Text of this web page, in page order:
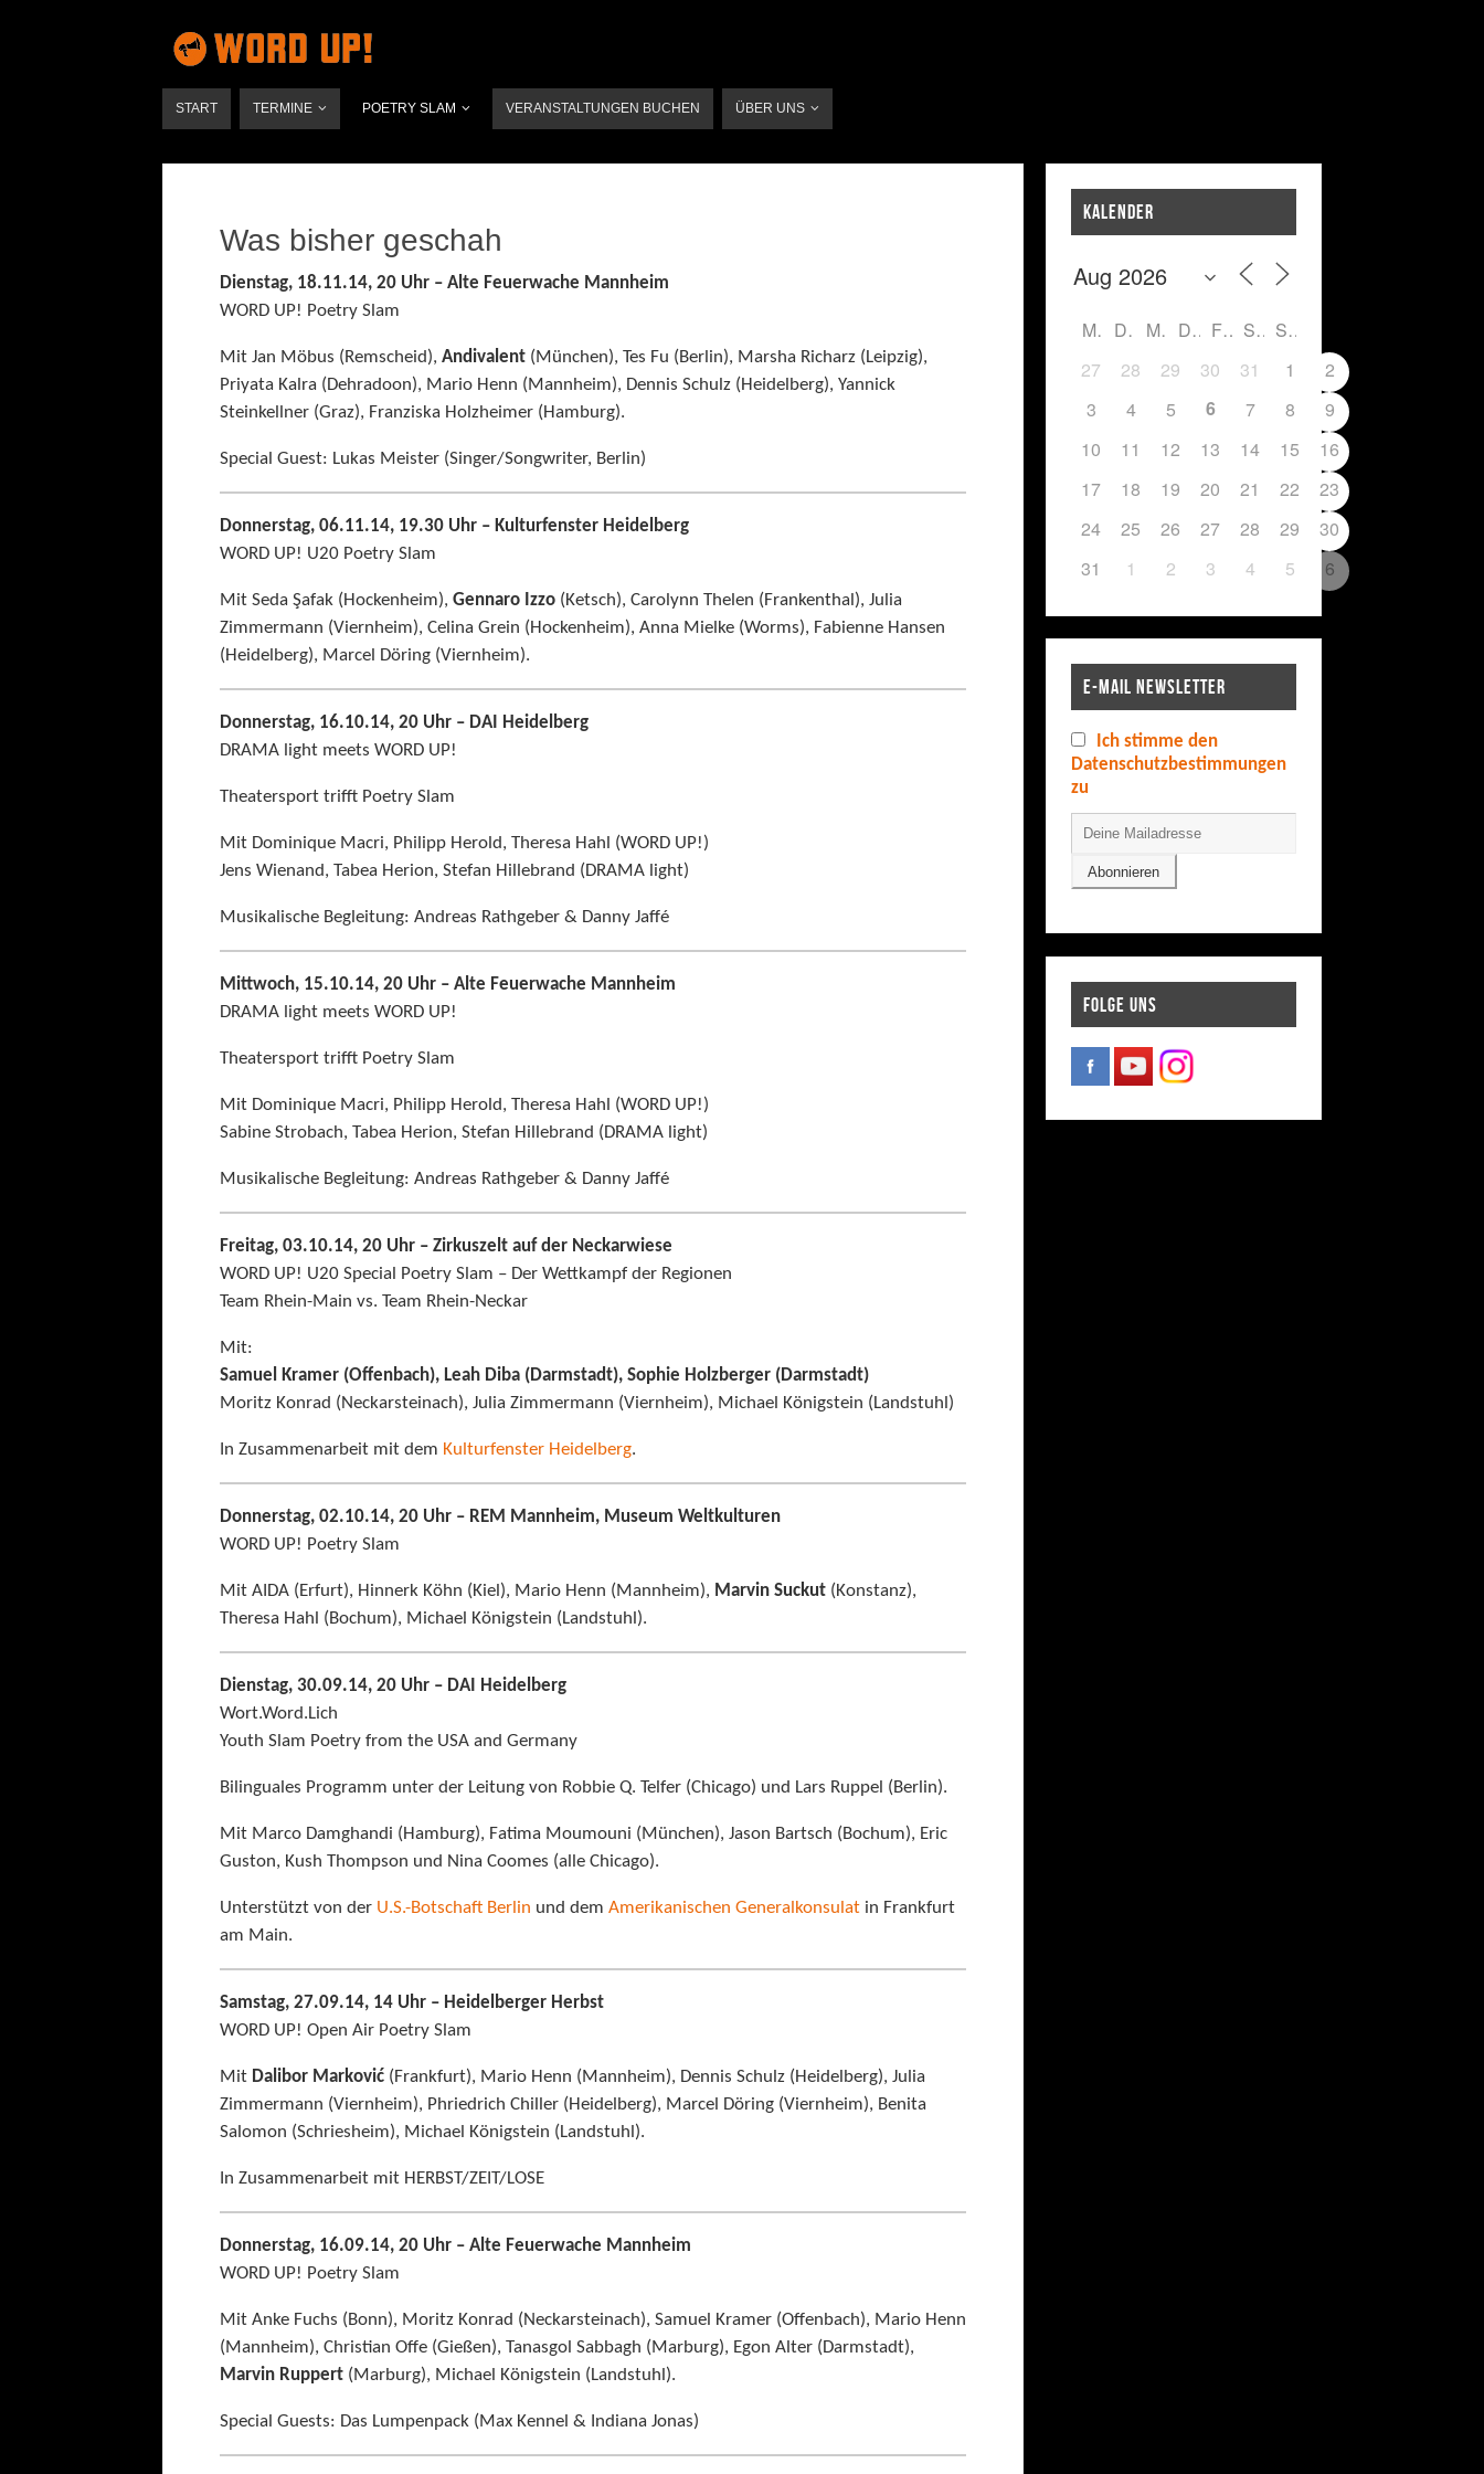
START TERMINE POETRY SLAM VERANSTALTUNGEN BUCHEN ÜBER UNS
Was bisher geschah
Dienstag, 18.11.14, 20 Uhr – Alte Feuerwache Mannheim
WORD UP! Poetry Slam
Mit Jan Möbus (Remscheid), Andivalent (München), Tes Fu (Berlin), Marsha Richarz (Leipzig),
Priyata Kalra (Dehradoon), Mario Henn (Mannheim), Dennis Schulz (Heidelberg), Yannick
Steinkellner (Graz), Franziska Holzheimer (Hamburg).
Special Guest: Lukas Meister (Singer/Songwriter, Berlin)
Donnerstag, 06.11.14, 19.30 Uhr – Kulturfenster Heidelberg
WORD UP! U20 Poetry Slam
Mit Seda Şafak (Hockenheim), Gennaro Izzo (Ketsch), Carolynn Thelen (Frankenthal), Julia
Zimmermann (Viernheim), Celina Grein (Hockenheim), Anna Mielke (Worms), Fabienne Hansen
(Heidelberg), Marcel Döring (Viernheim).
Donnerstag, 16.10.14, 20 Uhr – DAI Heidelberg
DRAMA light meets WORD UP!
Theatersport trifft Poetry Slam
Mit Dominique Macri, Philipp Herold, Theresa Hahl (WORD UP!)
Jens Wienand, Tabea Herion, Stefan Hillebrand (DRAMA light)
Musikalische Begleitung: Andreas Rathgeber & Danny Jaffé
Mittwoch, 15.10.14, 20 Uhr – Alte Feuerwache Mannheim
DRAMA light meets WORD UP!
Theatersport trifft Poetry Slam
Mit Dominique Macri, Philipp Herold, Theresa Hahl (WORD UP!)
Sabine Strobach, Tabea Herion, Stefan Hillebrand (DRAMA light)
Musikalische Begleitung: Andreas Rathgeber & Danny Jaffé
Freitag, 03.10.14, 20 Uhr – Zirkuszelt auf der Neckarwiese
WORD UP! U20 Special Poetry Slam – Der Wettkampf der Regionen
Team Rhein-Main vs. Team Rhein-Neckar
Mit:
Samuel Kramer (Offenbach), Leah Diba (Darmstadt), Sophie Holzberger (Darmstadt)
Moritz Konrad (Neckarsteinach), Julia Zimmermann (Viernheim), Michael Königstein (Landstuhl)
In Zusammenarbeit mit dem Kulturfenster Heidelberg.
Donnerstag, 02.10.14, 20 Uhr – REM Mannheim, Museum Weltkulturen
WORD UP! Poetry Slam
Mit AIDA (Erfurt), Hinnerk Köhn (Kiel), Mario Henn (Mannheim), Marvin Suckut (Konstanz),
Theresa Hahl (Bochum), Michael Königstein (Landstuhl).
Dienstag, 30.09.14, 20 Uhr – DAI Heidelberg
Wort.Word.Lich
Youth Slam Poetry from the USA and Germany
Bilinguales Programm unter der Leitung von Robbie Q. Telfer (Chicago) und Lars Ruppel (Berlin).
Mit Marco Damghandi (Hamburg), Fatima Moumouni (München), Jason Bartsch (Bochum), Eric
Guston, Kush Thompson und Nina Coomes (alle Chicago).
Unterstützt von der U.S.-Botschaft Berlin und dem Amerikanischen Generalkonsulat in Frankfurt
am Main.
Samstag, 27.09.14, 14 Uhr – Heidelberger Herbst
WORD UP! Open Air Poetry Slam
Mit Dalibor Marković (Frankfurt), Mario Henn (Mannheim), Dennis Schulz (Heidelberg), Julia
Zimmermann (Viernheim), Phriedrich Chiller (Heidelberg), Marcel Döring (Viernheim), Benita
Salomon (Schriesheim), Michael Königstein (Landstuhl).
In Zusammenarbeit mit HERBST/ZEIT/LOSE
Donnerstag, 16.09.14, 20 Uhr – Alte Feuerwache Mannheim
WORD UP! Poetry Slam
Mit Anke Fuchs (Bonn), Moritz Konrad (Neckarsteinach), Samuel Kramer (Offenbach), Mario Henn
(Mannheim), Christian Offe (Gießen), Tanasgol Sabbagh (Marburg), Egon Alter (Darmstadt),
Marvin Ruppert (Marburg), Michael Königstein (Landstuhl).
Special Guests: Das Lumpenpack (Max Kennel & Indiana Jonas)
KALENDER
M D M D F S
S
27
28 29 30 31 1
2
3
4 5 6 7 8
9
10
11 12 13 14 15
16
17
18 19 20 21 22
23
24
25 26 27 28 29
30
31
1 2 3 4 5 6
E-MAIL NEWSLETTER
Ich stimme den
Datenschutzbestimmungen
zu
FOLGE UNS